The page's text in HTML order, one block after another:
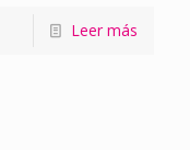
Leer más